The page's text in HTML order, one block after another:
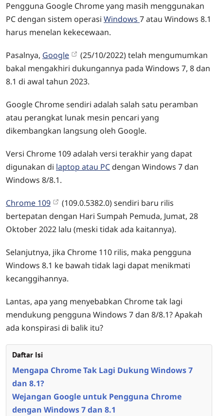
Pengguna Google Chrome yang masih menggunakan
PC dengan sistem operasi Windows 7 atau Windows 8.1
harus menelan kekecewaan.
Pasalnya, Google
(25/10/2022) telah mengumumkan
bakal mengakhiri dukungannya pada Windows 7, 8 dan
8.1 di awal tahun 2023.
Google Chrome sendiri adalah salah satu peramban
atau perangkat lunak mesin pencari yang
dikembangkan langsung oleh Google.
Versi Chrome 109 adalah versi terakhir yang dapat
digunakan di laptop atau PC dengan Windows 7 dan
Windows 8/8.1.
Chrome 109
(109.0.5382.0) sendiri baru rilis
bertepatan dengan Hari Sumpah Pemuda, Jumat, 28
Oktober 2022 lalu (meski tidak ada kaitannya).
Selanjutnya, jika Chrome 110 rilis, maka pengguna
Windows 8.1 ke bawah tidak lagi dapat menikmati
kecanggihannya.
Lantas, apa yang menyebabkan Chrome tak lagi
mendukung pengguna Windows 7 dan 8/8.1? Apakah
ada konspirasi di balik itu?
Daftar Isi
Mengapa Chrome Tak Lagi Dukung Windows 7
dan 8.1?
Wejangan Google untuk Pengguna Chrome
dengan Windows 7 dan 8.1